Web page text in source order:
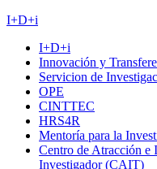
I+D+i
I+D+i
Innovación y
Servicion de
OPE
CINTTEC
HRS4R
Mentoría para la
Centro de Atracción e
Investigador (CAIT)